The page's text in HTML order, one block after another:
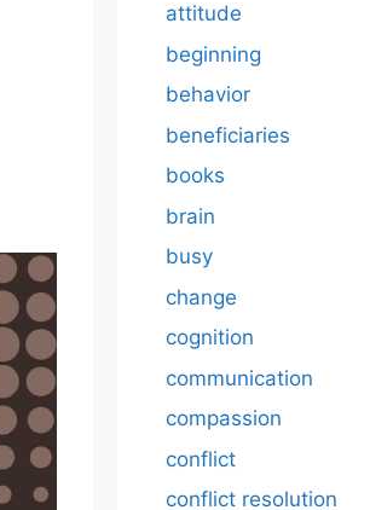
attitude
beginning
behavior
beneficiaries
books
brain
busy
change
cognition
communication
compassion
conflict
conflict resolution